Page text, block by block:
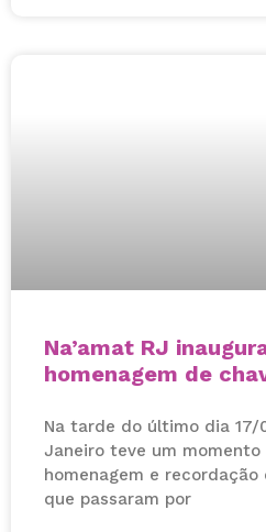
Na’amat RJ
homenagem de
Na tarde do último dia 17/
Janeiro teve um momento
homenagem e recordação
que passaram por